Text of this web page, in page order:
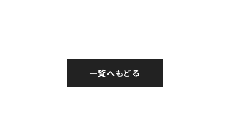
一覧へもどる